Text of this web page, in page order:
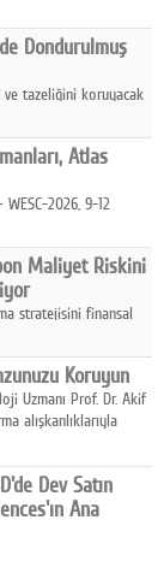
arasında köprü
pazarlara açılıyor.
Dondurulmuş
ve tazeliğini koruyacak
sunuyor.
Atlas
2026, 9-12
Maliyet Riskini
stratejisini finansal
Koruyun
Uzmanı Prof. Dr. Akif
alışkanlıklarıyla
Dev Satın
Ana